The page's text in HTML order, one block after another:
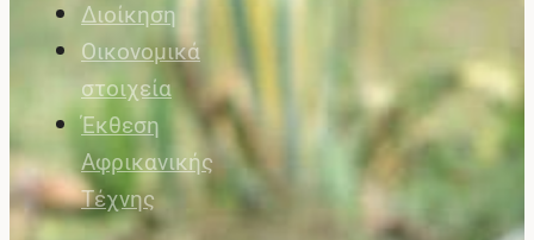
Διοίκηση
Οικονομικά
στοιχεία
Έκθεση
Αφρικανικής
Τέχνης